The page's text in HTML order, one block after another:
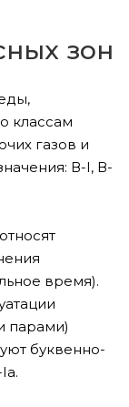
зон
классам
газов и
В-I, В-
время).
парами)
буквенно-